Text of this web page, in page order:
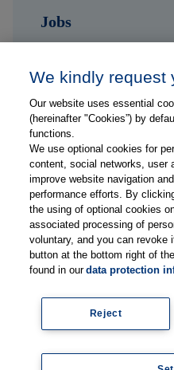
Jobs
Folge uns auf ...
Impressum
FAQs
Mediadaten
Legal
Newsletter
We kindly request
Our website uses essential
(hereinafter "Cookies”) by
functions.
We use optional cookies for
content, social networks, user
improve website navigation
performance efforts. By
the using of optional cookies
associated processing of
voluntary, and you can
button at the bottom right of
found in ourdata protection
Reject